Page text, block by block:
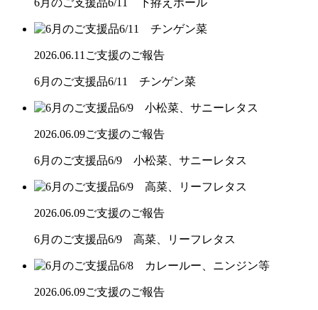
2026.06.11 ご支援のご報告
6月のご支援品6/11 チンゲン菜
2026.06.09ご支援のご報告
6月のご支援品6/9 小松菜、サニーレタス
2026.06.09ご支援のご報告
6月のご支援品6/9 高菜、リーフレタス
2026.06.09ご支援のご報告